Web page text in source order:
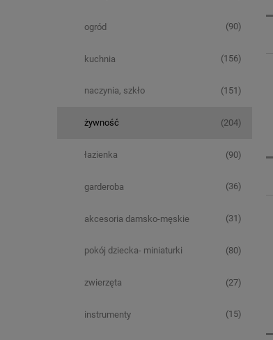
ogród (90)
kuchnia (156)
naczynia, szkło (151)
żywność (204)
łazienka (90)
garderoba (36)
akcesoria damsko-męskie (31)
pokój dziecka- miniaturki (80)
zwierzęta (27)
instrumenty (15)